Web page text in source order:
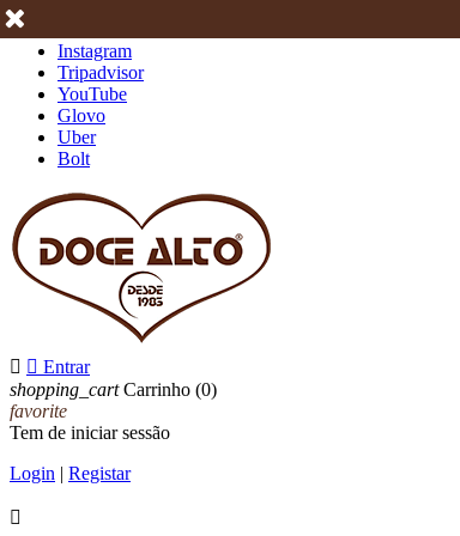
Instagram
Tripadvisor
YouTube
Glovo
Uber
Bolt
  Entrar
shopping_cart Carrinho (0)
favorite
Tem de iniciar sessão
Login | Registar
